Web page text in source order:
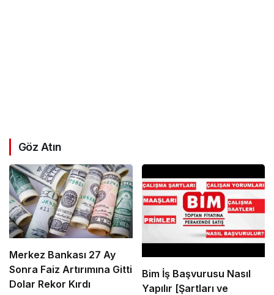
Göz Atın
Merkez Bankası 27 Ay
Sonra Faiz Artırımına Gitti
Dolar Rekor Kırdı
Bim İş Başvurusu Nasıl
Yapılır [Şartları ve